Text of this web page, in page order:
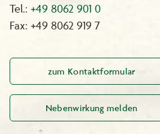
Tel.: +49 8062 901 0
Fax: +49 8062 919 7
zum Kontaktformular
Nebenwirkung melden